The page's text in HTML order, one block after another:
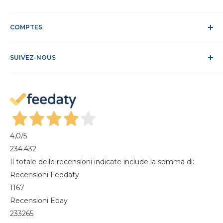
Politique relative aux cookies
Site sécurisé
FAQ
COMPTES
S'identifier
Magazine
SUIVEZ-NOUS
4,0/5
234.432
Il totale delle recensioni indicate include la somma di:
Recensioni Feedaty
1167
Recensioni Ebay
233265